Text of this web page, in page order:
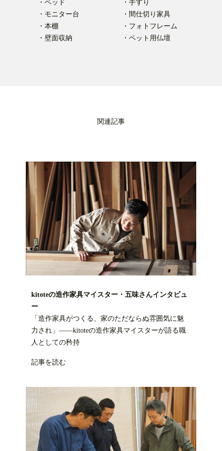
・ベッド
・モニター台
・本棚
・壁面収納
・手すり
・間仕切り家具
・フォトフレーム
・ペット用仏壇
関連記事
kitoteの造作家具マイスター・五味さんインタビュ
ー
「造作家具がつくる、家のただならぬ雰囲気に魅
力され」——kitoteの造作家具マイスターが語る職
人としての矜持
記事を読む